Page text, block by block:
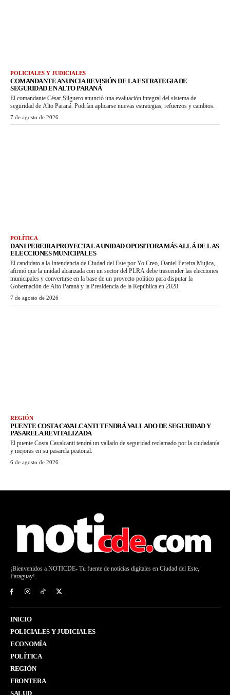
POLICIALES Y JUDICIALES
COMANDANTE ANUNCIA REVISIÓN DE LA ESTRATEGIA DE
SEGURIDAD EN ALTO PARANÁ
El comandante César Silguero anunció una evaluación integral del sistema de
seguridad de Alto Paraná. Podrían aplicarse nuevas estrategias, refuerzos y cambios.
7 de agosto de 2026
POLÍTICA
DANI PEREIRA PROYECTA LA UNIDAD OPOSITORA MÁS ALLÁ DE LAS
ELECCIONES MUNICIPALES
El candidato a la Intendencia de Ciudad del Este por Yo Creo, Daniel Pereira Mujica,
afirmó que la unidad alcanzada con un sector del PLRA debe trascender las elecciones
municipales y convertirse en la base de un proyecto político para disputar la
Gobernación de Alto Paraná y la Presidencia de la República en 2028.
7 de agosto de 2026
REGIÓN
PUENTE COSTA CAVALCANTI TENDRÁ VALLADO DE SEGURIDAD Y
PASARELA REVITALIZADA
El puente Costa Cavalcanti tendrá un vallado de seguridad reclamado por la ciudadanía
y mejoras en su pasarela peatonal.
6 de agosto de 2026
¡Bienvenidos a NOTICDE- Tu fuente de noticias digitales en Ciudad del Este,
Paraguay!.
INICIO
POLICIALES Y JUDICIALES
ECONOMÍA
POLÍTICA
REGIÓN
FRONTERA
SALUD